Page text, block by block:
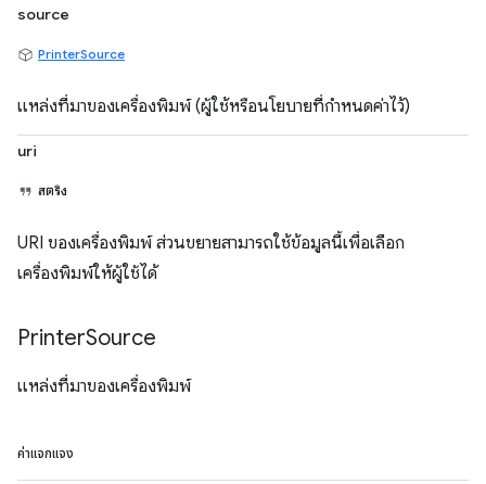
source
PrinterSource
แหล่งที่มาของเครื่องพิมพ์ (ผู้ใช้หรือนโยบายที่กำหนดค่าไว้)
uri
สตริง
URI ของเครื่องพิมพ์ ส่วนขยายสามารถใช้ข้อมูลนี้เพื่อเลือก
เครื่องพิมพ์ให้ผู้ใช้ได้
PrinterSource
แหล่งที่มาของเครื่องพิมพ์
ค่าแจกแจง